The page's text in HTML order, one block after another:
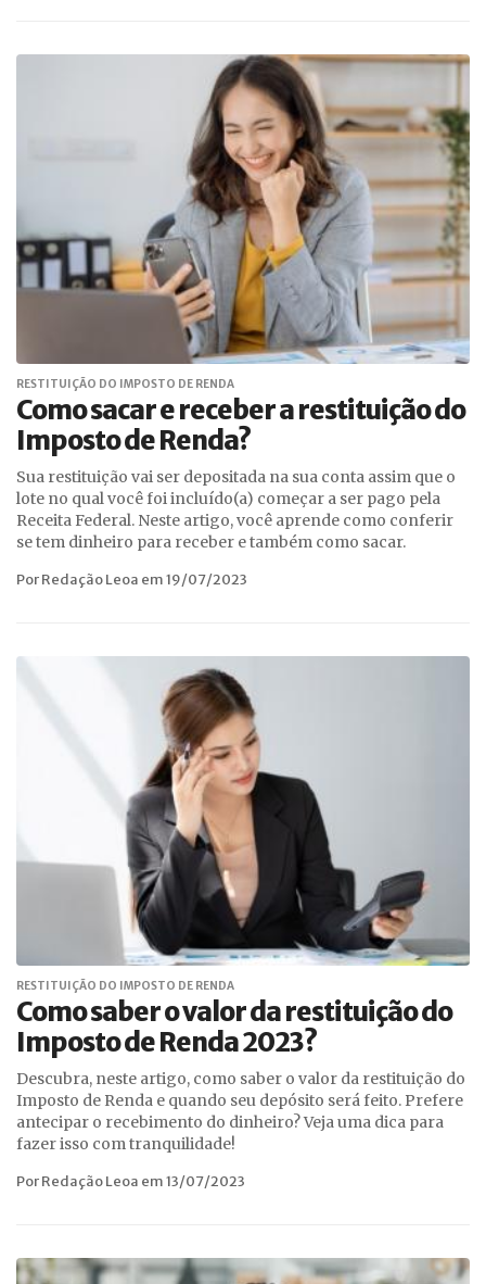
RESTITUIÇÃO DO IMPOSTO DE RENDA
Como sacar e receber a restituição do
Imposto de Renda?
Sua restituição vai ser depositada na sua conta assim que o
lote no qual você foi incluído(a) começar a ser pago pela
Receita Federal. Neste artigo, você aprende como conferir
se tem dinheiro para receber e também como sacar.
Por Redação Leoa em 19/07/2023
RESTITUIÇÃO DO IMPOSTO DE RENDA
Como saber o valor da restituição do
Imposto de Renda 2023?
Descubra, neste artigo, como saber o valor da restituição do
Imposto de Renda e quando seu depósito será feito. Prefere
antecipar o recebimento do dinheiro? Veja uma dica para
fazer isso com tranquilidade!
Por Redação Leoa em 13/07/2023